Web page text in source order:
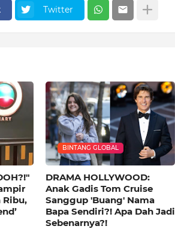
Twitter
Ribu,
BINTANG GLOBAL
DRAMA HOLLYWOOD:
Anak Gadis Tom Cruise
Sanggup 'Buang' Nama
Bapa Sendiri?! Apa Dah Jadi
Sebenarnya?!